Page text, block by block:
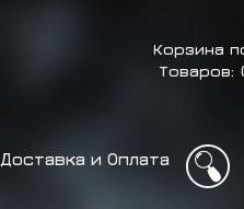
Корзина
Товаров:
Доставка и Оплата